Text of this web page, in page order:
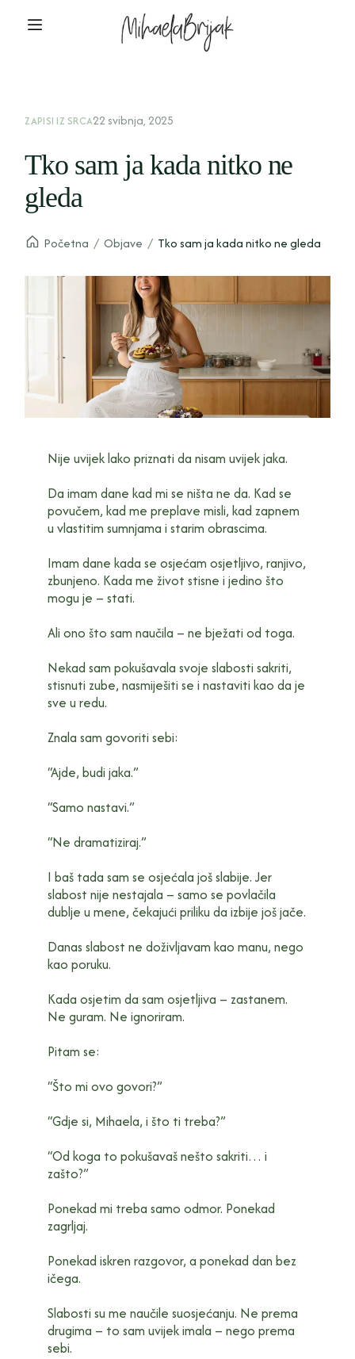
ZAPISI IZ SRCA22 svibnja, 2025
Tko sam ja kada nitko ne
gleda
Početna / Objave / Tko sam ja kada nitko ne gleda
Nije uvijek lako priznati da nisam uvijek jaka.
Da imam dane kad mi se ništa ne da. Kad se
povučem, kad me preplave misli, kad zapnem
u vlastitim sumnjama i starim obrascima.
Imam dane kada se osjećam osjetljivo, ranjivo,
zbunjeno. Kada me život stisne i jedino što
mogu je – stati.
Ali ono što sam naučila – ne bježati od toga.
Nekad sam pokušavala svoje slabosti sakriti,
stisnuti zube, nasmiješiti se i nastaviti kao da je
sve u redu.
Znala sam govoriti sebi:
“Ajde, budi jaka.”
“Samo nastavi.”
“Ne dramatiziraj.”
I baš tada sam se osjećala još slabije. Jer
slabost nije nestajala – samo se povlačila
dublje u mene, čekajući priliku da izbije još jače.
Danas slabost ne doživljavam kao manu, nego
kao poruku.
Kada osjetim da sam osjetljiva – zastanem.
Ne guram. Ne ignoriram.
Pitam se:
“Što mi ovo govori?”
“Gdje si, Mihaela, i što ti treba?”
“Od koga to pokušavaš nešto sakriti… i
zašto?”
Ponekad mi treba samo odmor. Ponekad
zagrljaj.
Ponekad iskren razgovor, a ponekad dan bez
ičega.
Slabosti su me naučile suosjećanju. Ne prema
drugima – to sam uvijek imala – nego prema
sebi.